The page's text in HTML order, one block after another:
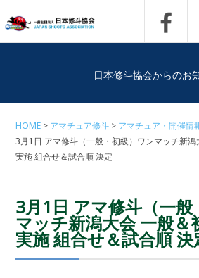
日本修斗協会からのお
HOME アマチュア修斗 アマチュア・開催情
3月1日 アマ修斗（一般・初級）ワンマッチ新
実施 組合せ＆試合順 決定
3月1日 アマ修斗（一般
マッチ新潟大会 一般＆
実施 組合せ＆試合順 決